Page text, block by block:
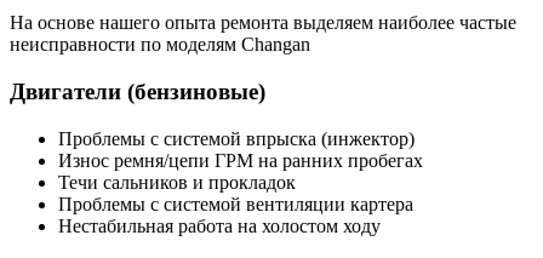
На основе нашего опыта ремонта выделяем наиболее частые
неисправности по моделям Changan
Двигатели (бензиновые)
Проблемы с системой впрыска (инжектор)
Износ ремня/цепи ГРМ на ранних пробегах
Течи сальников и прокладок
Проблемы с системой вентиляции картера
Нестабильная работа на холостом ходу